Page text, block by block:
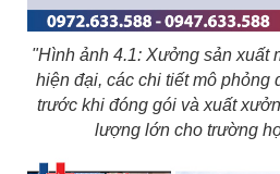
"Hình ảnh 4.1: Xưởng sản xuất
hiện đại, các chi tiết mô phỏng
trước khi đóng gói và xuất
lượng lớn cho trường